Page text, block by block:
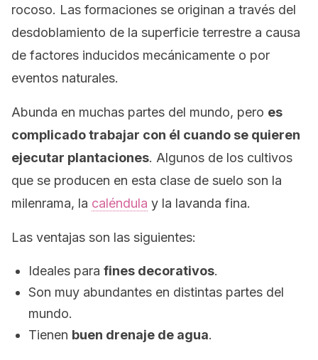
rocoso. Las formaciones se originan a través del
desdoblamiento de la superficie terrestre a causa
de factores inducidos mecánicamente o por
eventos naturales.
Abunda en muchas partes del mundo, pero es
complicado trabajar con él cuando se quieren
ejecutar plantaciones. Algunos de los cultivos
que se producen en esta clase de suelo son la
milenrama, la caléndula y la lavanda fina.
Las ventajas son las siguientes:
Ideales para fines decorativos.
Son muy abundantes en distintas partes del
mundo.
Tienen buen drenaje de agua.